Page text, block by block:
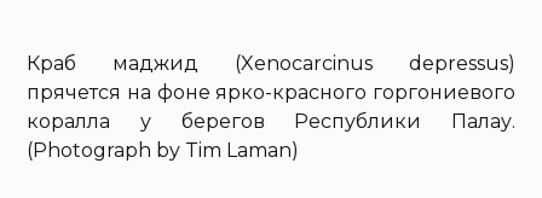
Краб маджид (Xenocarcinus depressus)
прячется на фоне ярко-красного горгониевого
коралла у берегов Республики Палау.
(Photograph by Tim Laman)